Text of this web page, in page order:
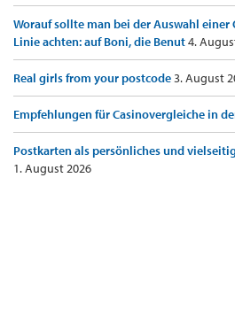
Worauf sollte man bei der Auswahl
Linie achten: auf Boni, die Benut4.
Real girls from your postcode3. August
Empfehlungen für Casinovergleiche in
Postkarten als persönliches und
1. August 2026